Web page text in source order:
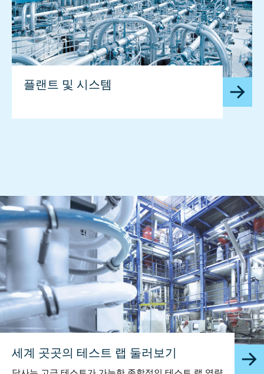
플랜트 및 시스템
세계 곳곳의 테스트 랩 둘러보기